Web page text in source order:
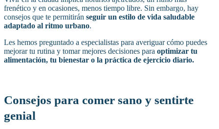
frenético y en ocasiones, menos tiempo libre. Sin embargo, hay
consejos que te permitirán seguir un estilo de vida saludable
adaptado al ritmo urbano.
Les hemos preguntado a especialistas para averiguar cómo puedes
mejorar tu rutina y tomar mejores decisiones para optimizar tu
alimentación, tu bienestar o la práctica de ejercicio diario.
Consejos para comer sano y sentirte
genial